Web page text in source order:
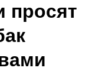
просят